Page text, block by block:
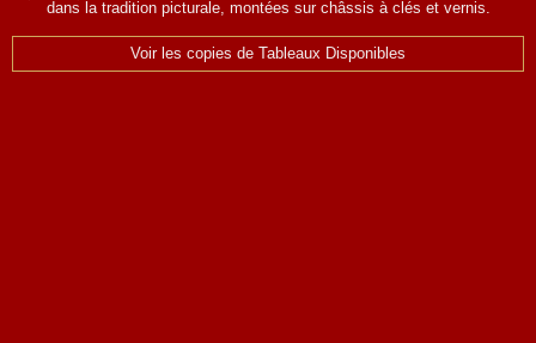
dans la tradition picturale, montées sur châssis à clés et vernis.
Voir les copies de Tableaux Disponibles